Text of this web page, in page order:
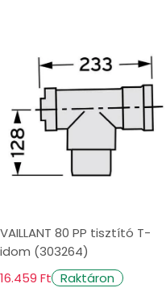
VAILLANT 80 PP tisztító T-
idom (303264)
16.459 Ft Raktáron